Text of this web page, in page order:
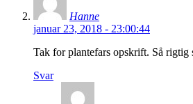
Hanne
januar 23, 2018 - 23:00:44
Tak for plantefars opskrift. Så rigtig
Svar